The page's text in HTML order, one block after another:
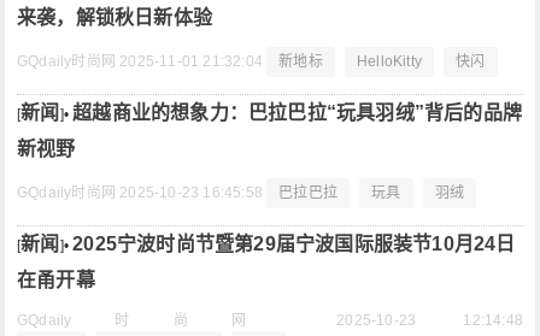
来袭，解锁秋日新体验
GQdaily时尚网 2025-11-01 21:32:04 新地标 HelloKitty 快闪
[新闻 ]•超越商业的想象力：巴拉巴拉“玩具羽绒”背后的品牌
新视野
GQdaily时尚网 2025-10-23 16:45:58 巴拉巴拉 玩具 羽绒
[新闻 ]•2025宁波时尚节暨第29届宁波国际服装节10月24日
在甬开幕
GQdaily时尚网 2025-10-23 12:14:48